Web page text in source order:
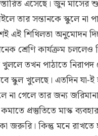
এসেছে। জুন
তার সন্তানকে স্কুলে না
এই শিথিলতা অনুমোদন
শ্রেণি কার্যক্রম চললেও
খুললে তখন পাঠাতে
খুলেছে। এতদিন যা-ই
না গেলে তার জন্য
প্রস্তুতিতে মাস্ক
জরুরি। কিন্তু মনে